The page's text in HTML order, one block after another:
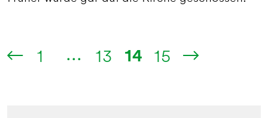
1 ... 13 14 15